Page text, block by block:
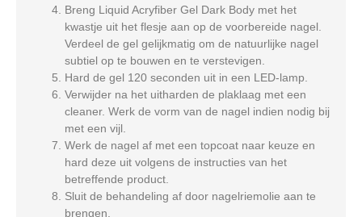
Breng Liquid Acryfiber Gel Dark Body met het
kwastje uit het flesje aan op de voorbereide nagel.
Verdeel de gel gelijkmatig om de natuurlijke nagel
subtiel op te bouwen en te verstevigen.
Hard de gel 120 seconden uit in een LED-lamp.
Verwijder na het uitharden de plaklaag met een
cleaner. Werk de vorm van de nagel indien nodig bij
met een vijl.
Werk de nagel af met een topcoat naar keuze en
hard deze uit volgens de instructies van het
betreffende product.
Sluit de behandeling af door nagelriemolie aan te
brengen.